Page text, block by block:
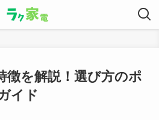
徴を解説！選び方のポ
イド